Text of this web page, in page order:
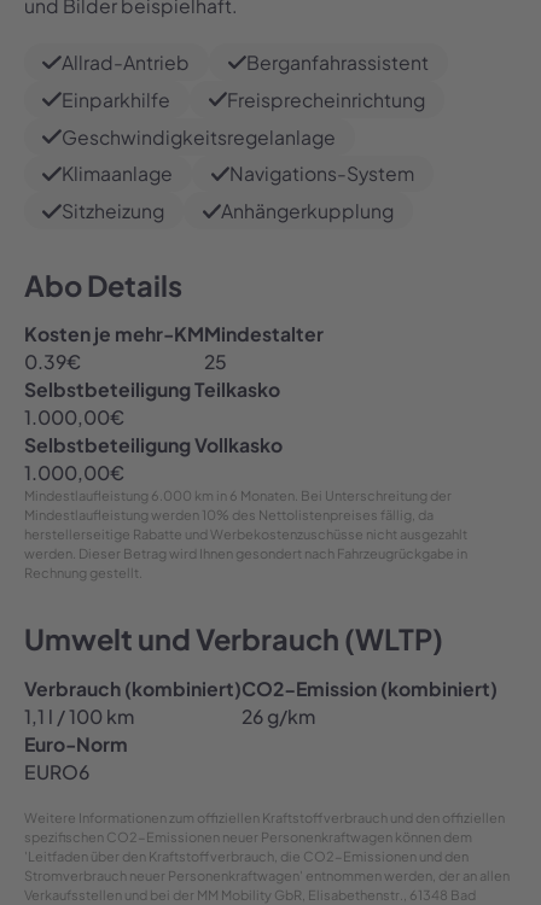
und Bilder beispielhaft.
Allrad-Antrieb
Berganfahrassistent
Einparkhilfe
Freisprecheinrichtung
Geschwindigkeitsregelanlage
Klimaanlage
Navigations-System
Sitzheizung
Anhängerkupplung
Abo Details
Kosten je mehr-KM
0.39€
Mindestalter
25
Selbstbeteiligung Teilkasko
1.000,00€
Selbstbeteiligung Vollkasko
1.000,00€
Mindestlaufleistung 6.000 km in 6 Monaten . Bei Unterschreitung der
Mindestlaufleistung werden 10% des Nettolistenpreises fällig, da
herstellerseitige Rabatte und Werbekostenzuschüsse nicht ausgezahlt
werden. Dieser Betrag wird Ihnen gesondert nach Fahrzeugrückgabe in
Rechnung gestellt.
Umwelt und Verbrauch (WLTP)
Verbrauch (kombiniert)
1,1 l / 100 km
CO2-Emission (kombiniert)
26 g/km
Euro-Norm
EURO6
Weitere Informationen zum offiziellen Kraftstoffverbrauch und den offiziellen
spezifischen CO2-Emissionen neuer Personenkraftwagen können dem
'Leitfaden über den Kraftstoffverbrauch, die CO2-Emissionen und den
Stromverbrauch neuer Personenkraftwagen' entnommen werden, der an allen
Verkaufsstellen und bei der MM Mobility GbR, Elisabethenstr., 61348 Bad